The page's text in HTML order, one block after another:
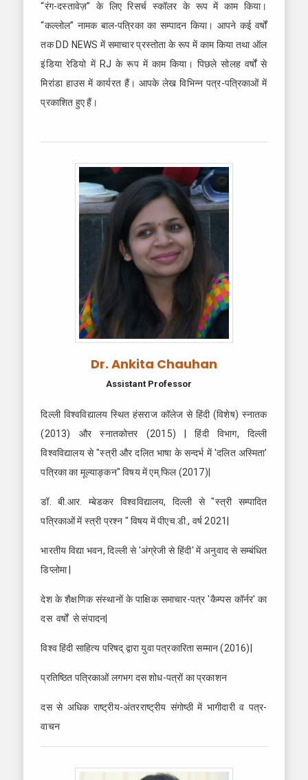
“रंग-दस्तावेज़” के लिए रिसर्च स्कॉलर के रूप में काम किया।
“कल्लोल” नामक बाल-पत्रिका का सम्पादन किया। आपने कई वर्षों
तक DD NEWS में समाचार प्रस्तोता के रूप में काम किया तथा ऑल
इंडिया रेडियो में RJ के रूप में काम किया। पिछले सोलह वर्षों से
मिरांडा हाउस में कार्यरत हैं। आपके लेख विभिन्न पत्र-पत्रिकाओं में
प्रकाशित हुए हैं।
Dr. Ankita Chauhan
Assistant Professor
दिल्ली विश्वविद्यालय स्थित हंसराज कॉलेज से हिंदी (विशेष) स्नातक
(2013) और स्नातकोत्तर (2015) | हिंदी विभाग, दिल्ली
विश्वविद्यालय से "स्त्री और दलित भाषा के सन्दर्भ में 'दलित अस्मिता'
पत्रिका का मूल्याङ्कन" विषय में एम्.फिल (2017)|
डॉ. बी.आर. म्बेडकर विश्वविद्यालय, दिल्ली से "स्त्री सम्पादित
पत्रिकाओं में स्त्री प्रश्न " विषय में पीएच.डी., वर्ष 2021|
भारतीय विद्या भवन, दिल्ली से 'अंग्रेजी से हिंदी' में अनुवाद से सम्बंधित
डिप्लोमा |
देश के शैक्षणिक संस्थानों के पाक्षिक समाचार-पत्र 'कैम्पस कॉर्नर' का
दस वर्षों से संपादन|
विश्व हिंदी साहित्य परिषद् द्वारा युवा पत्रकारिता सम्मान (2016)|
प्रतिष्ठित पत्रिकाओं लगभग दस शोध-पत्रों का प्रकाशन
दस से अधिक राष्ट्रीय-अंतरराष्ट्रीय संगोष्ठी में भागीदारी व पत्र-
वाचन